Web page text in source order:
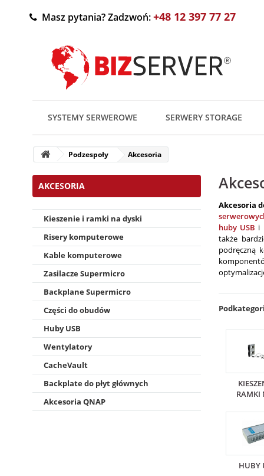
Masz pytania? Zadzwoń:+48 12 397 77 27
SYSTEMY SERWEROWE SERWERY STORAGE
Podzespoły Akcesoria
AKCESORIA
Kieszenie i ramki na dyski
Risery komputerowe
Kable komputerowe
Zasilacze Supermicro
Backplane Supermicro
Części do obudów
Huby USB
Wentylatory
CacheVault
Backplate do płyt głównych
Akcesoria QNAP
Akcesoria
huby USB i
także
podręczną
RAMKI
HUBY